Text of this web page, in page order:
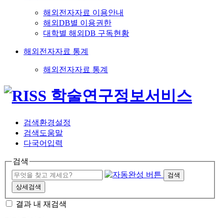
해외전자자료 이용안내
해외DB별 이용권한
대학별 해외DB 구독현황
해외전자자료 통계
해외전자자료 통계
검색환경설정
검색도움말
다국어입력
검색
검색
상세검색
결과 내 재검색